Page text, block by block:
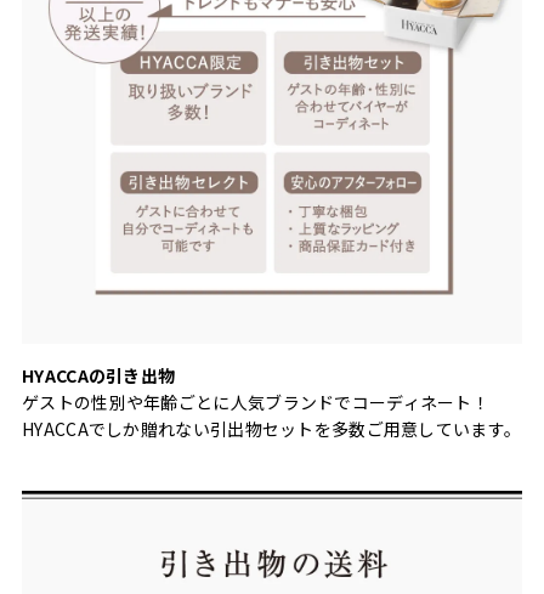
HYACCAの引き出物
ゲストの性別や年齢ごとに人気ブランドでコーディネート！
HYACCAでしか贈れない引出物セットを多数ご用意しています。